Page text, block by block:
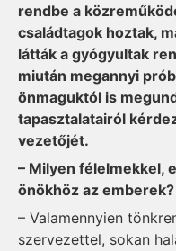
rendbe a
családtagok hoztak,
látták a gyógyultak
miután megannyi
önmaguktól is
tapasztalatairól
vezetőjét.
– Milyen félelmekkel,
önökhöz az emberek?
– Valamennyien
szervezettel, sokan